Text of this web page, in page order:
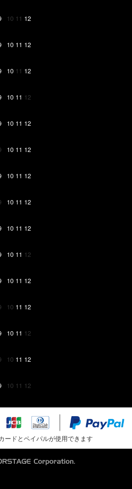
10 11 12
10 11 12
10 11 12
10 11 12
10 11 12
10 11 12
10 11 12
10 11 12
10 11 12
10 11 12
10 11 12
10 11 12
10 11 12
10 11 12
10 11 12
ードとペイパルが使用できます